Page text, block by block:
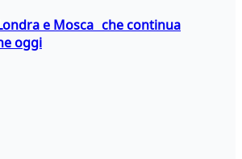
e Mosca che continua
oggi